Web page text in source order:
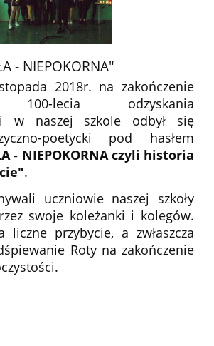
- NIEPOKORNA"
2018r. na zakończenie
100-lecia odzyskania
w naszej szkole odbył się
poetycki pod hasłem
- NIEPOKORNA czyli historia
.
uczniowie naszej szkoły
swoje koleżanki i kolegów.
liczne przybycie, a zwłaszcza
Roty na zakończenie